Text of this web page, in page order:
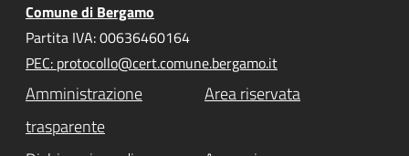
Comune di Bergamo
Partita IVA: 00636460164
PEC: protocollo@cert.comune.bergamo.it
Amministrazione
trasparente
Area riservata